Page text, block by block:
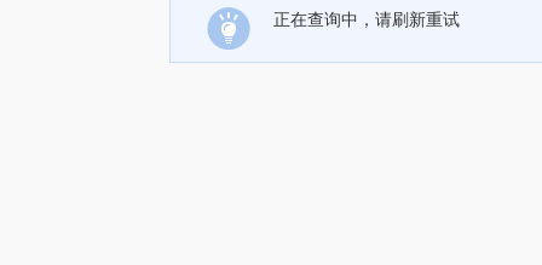
正在查询中，请刷新重试